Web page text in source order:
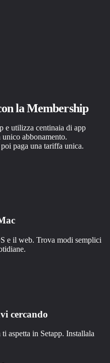
la Membership
e utilizza centinaia di app
abbonamento.
paga una tariffa unica.
e il web. Trova modi semplici
cercando
aspetta in Setapp. Installala